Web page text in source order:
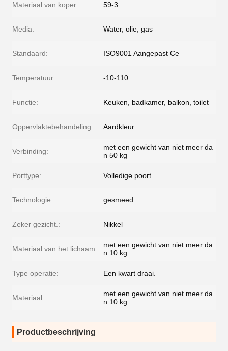
Materiaal van koper: 59-3
Media: Water, olie, gas
Standaard: ISO9001 Aangepast Ce
Temperatuur: -10-110
Functie: Keuken, badkamer, balkon, toilet
Oppervlaktebehandeling: Aardkleur
Verbinding:
met een gewicht van niet meer da
n 50 kg
Porttype: Volledige poort
Technologie: gesmeed
Zeker gezicht.: Nikkel
Materiaal van het lichaam:
met een gewicht van niet meer da
n 10 kg
Type operatie: Een kwart draai.
Materiaal:
met een gewicht van niet meer da
n 10 kg
Productbeschrijving